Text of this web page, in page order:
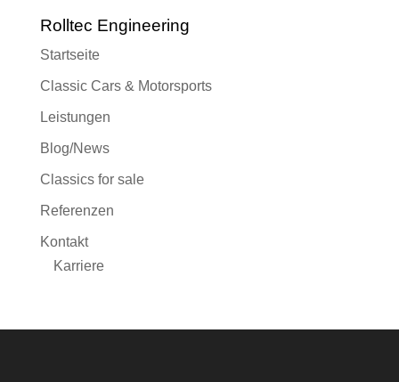
Rolltec Engineering
Startseite
Classic Cars & Motorsports
Leistungen
Blog/News
Classics for sale
Referenzen
Kontakt
Karriere